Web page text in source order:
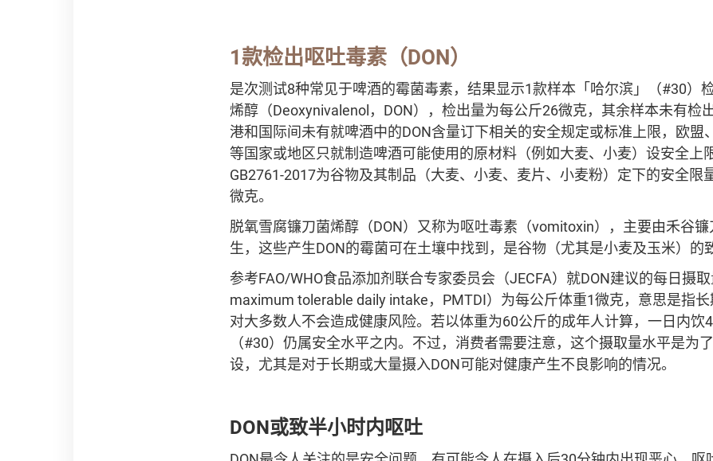
1款检出呕吐毒素（DON）
是次测试8种常见于啤酒的霉菌毒素，结果显示1款样本「哈尔滨」（#30）
烯醇（Deoxynivalenol，DON），检出量为每公斤26微克，其余样本未有检
港和国际间未有就啤酒中的DON含量订下相关的安全规定或标准上限，欧盟
等国家或地区只就制造啤酒可能使用的原材料（例如大麦、小麦）设安全上
GB2761-2017为谷物及其制品（大麦、小麦、麦片、小麦粉）定下的安全限
微克。
脱氧雪腐镰刀菌烯醇（DON）又称为呕吐毒素（vomitoxin），主要由禾谷
生，这些产生DON的霉菌可在土壤中找到，是谷物（尤其是小麦及玉米）的
参考FAO/WHO食品添加剂联合专家委员会（JECFA）就DON建议的每日摄
maximum tolerable daily intake，PMTDI）为每公斤体重1微克，意思是指
对大多数人不会造成健康风险。若以体重为60公斤的成年人计算，一日内饮
（#30）仍属安全水平之内。不过，消费者需要注意，这个摄取量水平是为
设，尤其是对于长期或大量摄入DON可能对健康产生不良影响的情况。
DON或致半小时内呕吐